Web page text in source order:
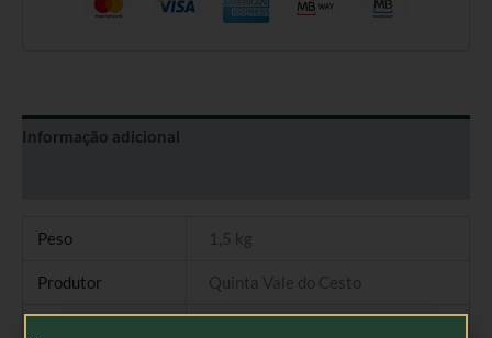
Informação adicional
Peso 1,5 kg
Produtor Quinta Vale do Cesto